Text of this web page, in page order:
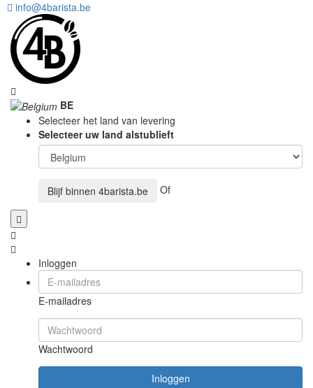
info@4barista.be
BE
Selecteer het land van levering
Selecteer uw land alstublieft
Blijf binnen 4barista.be Of
Inloggen
E-mailadres
Wachtwoord
Inloggen